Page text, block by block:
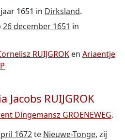
1651 in Dirksland.
26 december 1651 in
RUIJGROK en Ariaentje
Jacobs RUIJGROK
Dingemansz GROENEWEG.
1672te Nieuwe-Tonge, zij